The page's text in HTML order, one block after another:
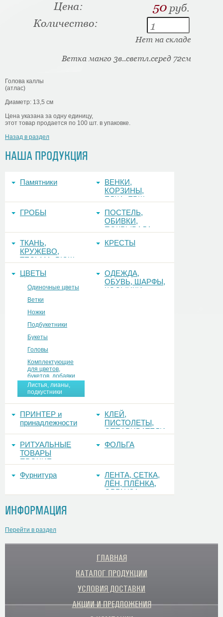
НАША ПРОДУКЦИЯ
Памятники
ВЕНКИ,
КОРЗИНЫ,
ЕЛКА, ЕРШ,
ГРОБЫ
ПОСТЕЛЬ,
ОБИВКИ,
ПОКРЫВАЛА
ТКАНЬ,
КРУЖЕВО,
ТЕСЬМА, РЮШ
КРЕСТЫ
ЦВЕТЫ
Одиночные цветы
Ветки
Ножки
Подбукетники
Букеты
Головы
Комплектующие
для цветов,
букетов, добавки
Листья, лианы,
подкустники
ОДЕЖДА,
ОБУВЬ, ШАРФЫ,
КОСЫНКИ
ПРИНТЕР и
принадлежности
КЛЕЙ,
ПИСТОЛЕТЫ,
ОТПАРИВАТЕЛИ
РИТУАЛЬНЫЕ
ТОВАРЫ
ПРОЧИЕ
ФОЛЬГА
Фурнитура
ЛЕНТА, СЕТКА,
ЛЁН, ПЛЁНКА,
ОРГАНЗА
ИНФОРМАЦИЯ
Перейти в раздел
Цена: 50 руб.
Количество:
Нет на складе
Ветка манго 3в..светл.серед 72см
Голова каллы
(атлас)
Диаметр: 13,5 см
Цена указана за одну единицу,
этот товар продается по 100 шт. в упаковке.
Назад в раздел
ГЛАВНАЯ
КАТАЛОГ ПРОДУКЦИИ
УСЛОВИЯ ДОСТАВКИ
АКЦИИ И ПРЕДЛОЖЕНИЯ